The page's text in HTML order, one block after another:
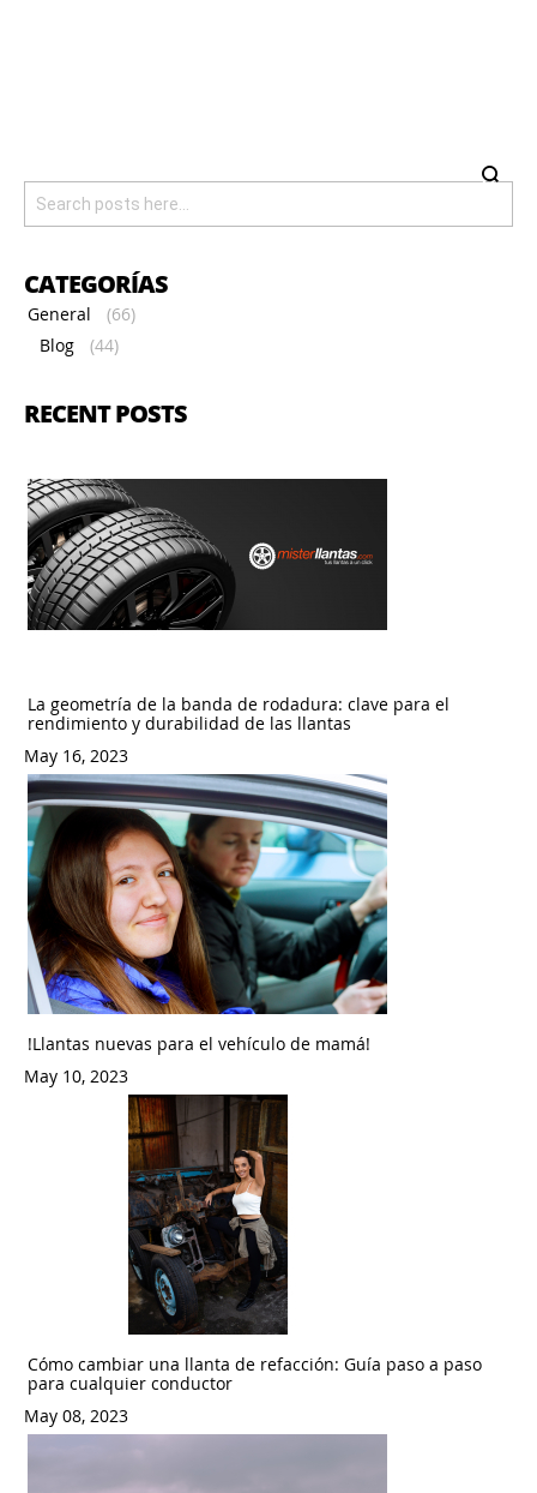
CATEGORÍAS
General
(66)
Blog
(44)
RECENT POSTS
La geometría de la banda de rodadura: clave para el
rendimiento y durabilidad de las llantas
May 16, 2023
!Llantas nuevas para el vehículo de mamá!
May 10, 2023
Cómo cambiar una llanta de refacción: Guía paso a paso
para cualquier conductor
May 08, 2023